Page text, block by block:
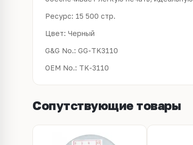
Ресурс: 15 500 стр.
Цвет: Черный
G&G No.: GG-TK3110
OEM No.: TK-3110
Сопутствующие товары